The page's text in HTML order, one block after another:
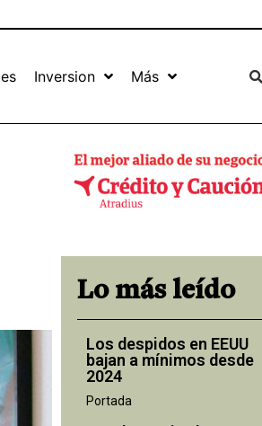
Inversion Más
Lo más leído
Los despidos en EEUU
bajan a mínimos desde
2024
Portada